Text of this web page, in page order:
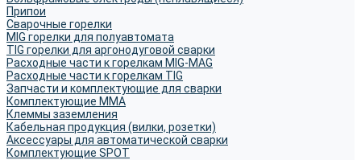
Припои
Сварочные горелки
MIG горелки для полуавтомата
TIG горелки для аргонодуговой сварки
Расходные части к горелкам MIG-MAG
Расходные части к горелкам TIG
Запчасти и комплектующие для сварки
Комплектующие ММА
Клеммы заземления
Кабельная продукция (вилки, розетки)
Аксессуары для автоматической сварки
Комплектующие SPOT